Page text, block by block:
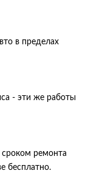
в пределах
- эти же работы
ремонта
бесплатно.